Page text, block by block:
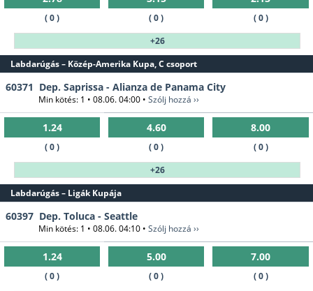
( 0 ) ( 0 )
( 0 )
+26
Labdarúgás – Közép-Amerika Kupa, C csoport
60371 Dep. Saprissa - Alianza de Panama City
Min kötés: 1 • 08.06. 04:00 • Szólj hozzá ››
1.24
( 0 )
4.60
( 0 )
8.00
( 0 )
+26
Labdarúgás – Ligák Kupája
60397 Dep. Toluca - Seattle
Min kötés: 1 • 08.06. 04:10 • Szólj hozzá ››
1.24
( 0 )
5.00
( 0 )
7.00
( 0 )